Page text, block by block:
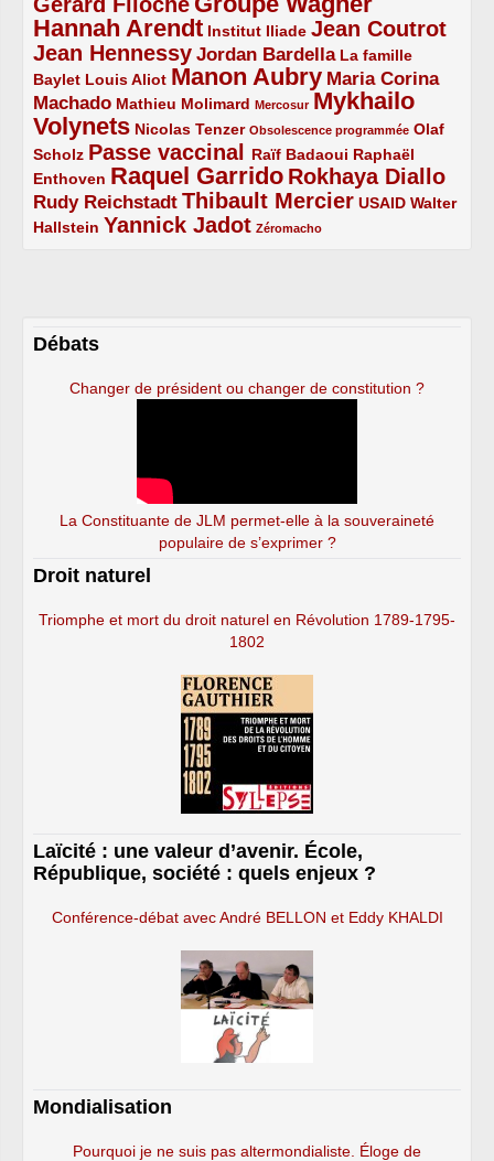
4/5
5/5
Hannah Arendt
5/5 Institut Iliade
2/5 Jean Coutrot
4/5
Jean Hennessy
4/5 Jordan Bardella
3/5
La famille
Baylet
2/5 Louis Aliot
2/5 Manon Aubry
5/5
Maria Corina
Machado
3/5 Mathieu Molimard
2/5 Mercosur
1/5
Mykhailo
Volynets
5/5 Nicolas Tenzer
2/5 Obsolescence programmée
1/5
Olaf
Scholz
2/5 Passe vaccinal
4/5 Raïf Badaoui
2/5
Raphaël
Enthoven
2/5 Raquel Garrido
5/5 Rokhaya Diallo
4/5
Rudy Reichstadt
3/5 Thibault Mercier
4/5 USAID
2/5
Walter
Hallstein
2/5 Yannick Jadot
4/5 Zéromacho
1/5
Débats
Changer de président ou changer de constitution ?
La Constituante de JLM permet-elle à la souveraineté
populaire de s’exprimer ?
Droit naturel
Triomphe et mort du droit naturel en Révolution 1789-1795-
1802
Laïcité : une valeur d’avenir. École,
République, société : quels enjeux ?
Conférence-débat avec André BELLON et Eddy KHALDI
Mondialisation
Pourquoi je ne suis pas altermondialiste. Éloge de